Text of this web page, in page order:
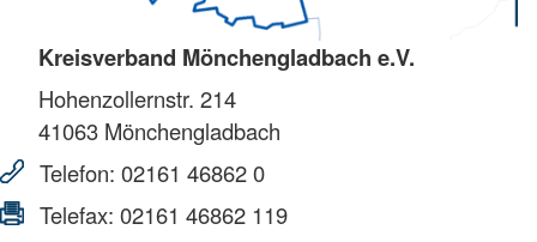
Kreisverband Mönchengladbach e.V.
Hohenzollernstr. 214
41063 Mönchengladbach
Telefon: 02161 46862 0
Telefax: 02161 46862 119